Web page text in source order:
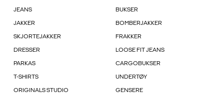
JEANS BUKSER
JAKKER BOMBERJAKKER
SKJORTEJAKKER FRAKKER
DRESSER LOOSE FIT JEANS
PARKAS CARGOBUKSER
T-SHIRTS UNDERTØY
ORIGINALS STUDIO GENSERE